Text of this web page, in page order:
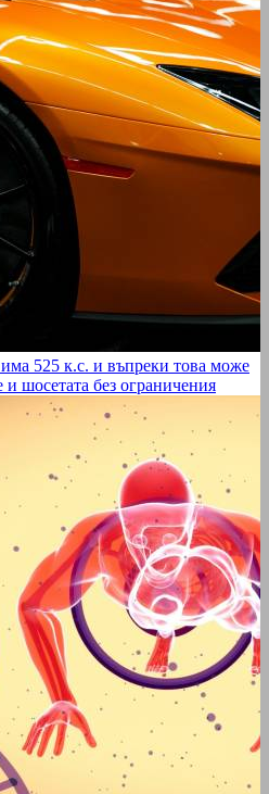
има 525 к.с. и въпреки това може
и шосетата без ограничения